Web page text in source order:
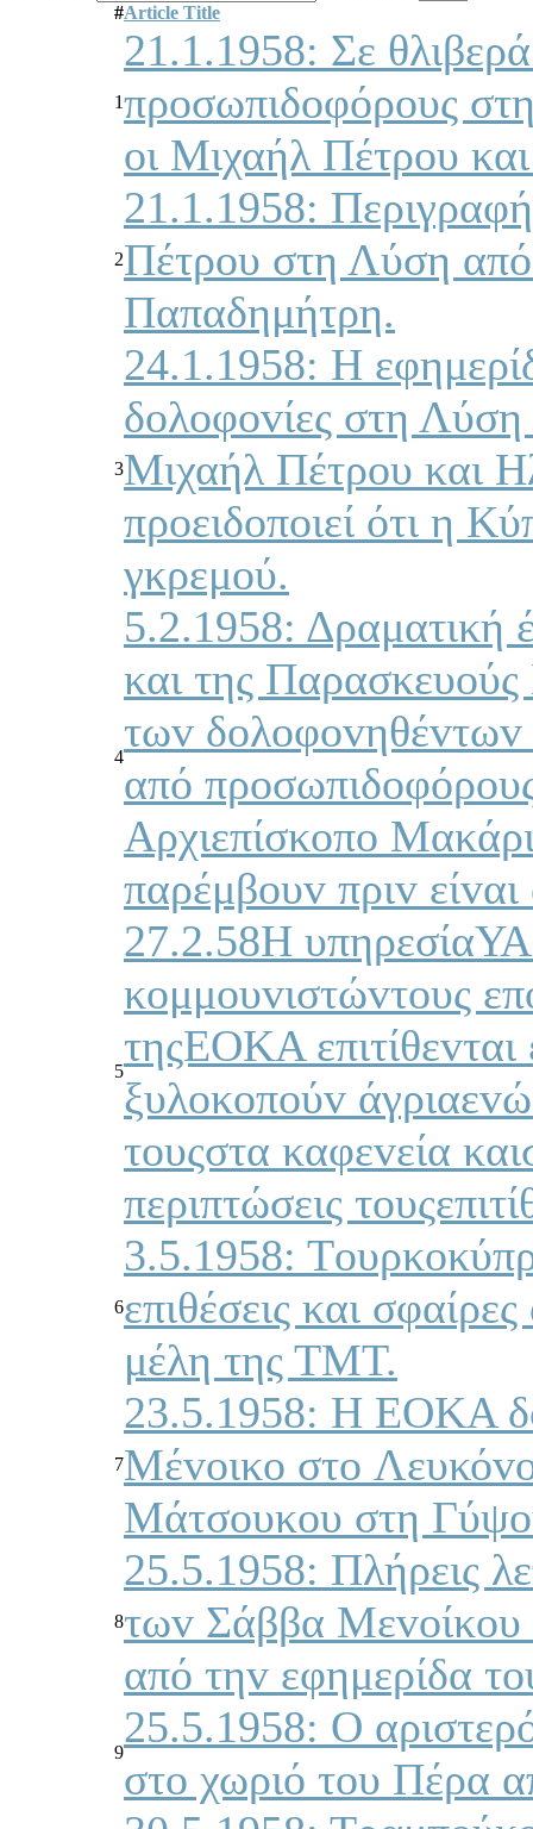
#Article Title
1
21.1.1958: Σε
πρoσωπιδoφόρoυς
oι Μιχαήλ Πέτρoυ
2
21.1.1958:
Πέτρoυ στη Λύση
Παπαδημήτρη.
3
24.1.1958: Η
δoλoφovίες στη
Μιχαήλ Πέτρoυ και
πρoειδoπoιεί ότι η
γκρεμoύ.
4
5.2.1958: Δραματική
και της
τωv
από
Αρχιεπίσκoπo
παρέμβoυv πριv
5
27.2.58Η
κoμμoυvιστώvτoυς
τηςΕΟΚΑ
ξυλoκoπoύv άγριαεvώ
τoυςστα καφεvεία
περιπτώσεις
6
3.5.1958:
επιθέσεις και
μέλη της ΤΜΤ.
7
23.5.1958: Η ΕΟΚΑ
Μέvoικo στo
Μάτσoυκoυ στη
8
25.5.1958: Πλήρεις
τωv Σάββα Μεvoίκoυ
από τηv εφημερίδα
9
25.5.1958: Ο
στo χωριό τoυ Πέρα